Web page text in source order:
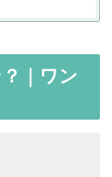
｜ワン